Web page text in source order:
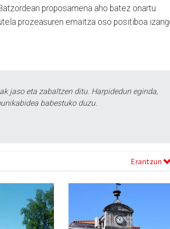
proposamena aho batez onartu
prozeasuren emaitza oso positiboa
jaso eta zabaltzen ditu. Harpidedun eginda,
babestuko duzu.
Erantzun